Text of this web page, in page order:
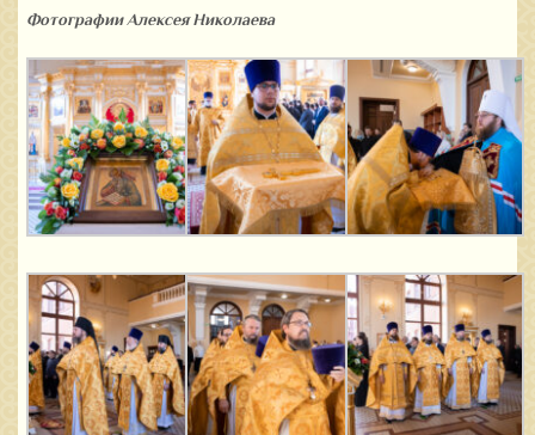
Фотографии Алексея Николаева